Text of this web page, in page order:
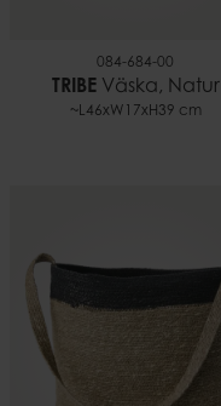
084-684-00
TRIBEVäska, Natur
~L46xW17xH39 cm